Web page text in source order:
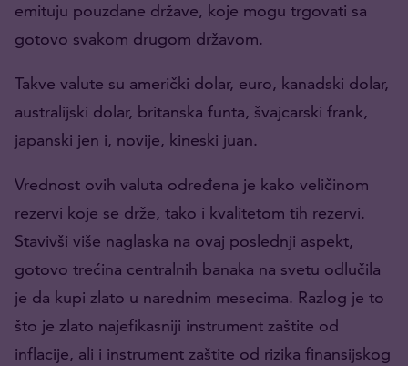
emituju pouzdane države, koje mogu trgovati sa
gotovo svakom drugom državom.
Takve valute su američki dolar, euro, kanadski dolar,
australijski dolar, britanska funta, švajcarski frank,
japanski jen i, novije, kineski juan.
Vrednost ovih valuta određena je kako veličinom
rezervi koje se drže, tako i kvalitetom tih rezervi.
Stavivši više naglaska na ovaj poslednji aspekt,
gotovo trećina centralnih banaka na svetu odlučila
je da kupi zlato u narednim mesecima. Razlog je to
što je zlato najefikasniji instrument zaštite od
inflacije, ali i instrument zaštite od rizika finansijskog